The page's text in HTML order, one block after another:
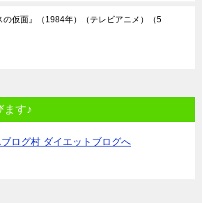
の仮面』（1984年）（テレビアニメ）
（5
ます♪